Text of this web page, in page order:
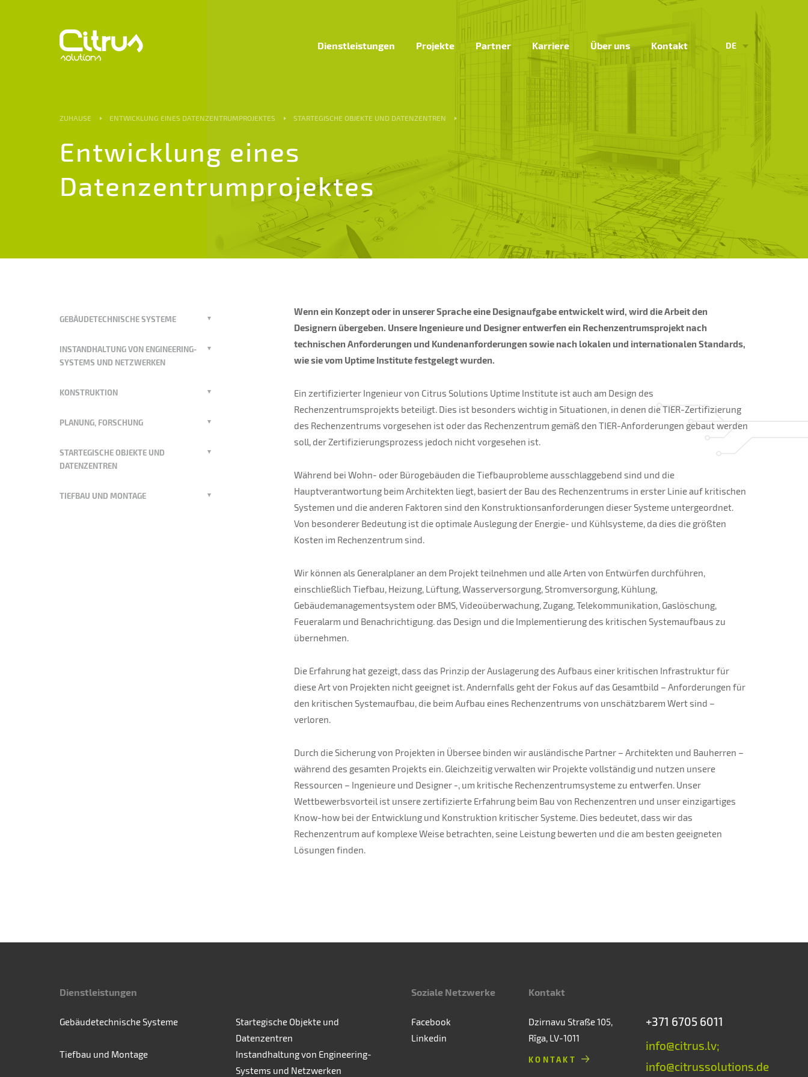
DE
Dienstleistungen Projekte Partner Karriere Über uns Kontakt
ZUHAUSE ENTWICKLUNG EINES DATENZENTRUMPROJEKTES STARTEGISCHE OBJEKTE UND DATENZENTREN
Entwicklung eines
Datenzentrumprojektes
GEBÄUDETECHNISCHE SYSTEME
INSTANDHALTUNG VON ENGINEERING-
SYSTEMS UND NETZWERKEN
KONSTRUKTION
PLANUNG, FORSCHUNG
STARTEGISCHE OBJEKTE UND
DATENZENTREN
TIEFBAU UND MONTAGE
Wenn ein Konzept oder in unserer Sprache eine Designaufgabe entwickelt wird, wird die Arbeit den
Designern übergeben. Unsere Ingenieure und Designer entwerfen ein Rechenzentrumsprojekt nach
technischen Anforderungen und Kundenanforderungen sowie nach lokalen und internationalen Standards,
wie sie vom Uptime Institute festgelegt wurden.
Ein zertifizierter Ingenieur von Citrus Solutions Uptime Institute ist auch am Design des
Rechenzentrumsprojekts beteiligt. Dies ist besonders wichtig in Situationen, in denen die TIER-Zertifizierung
des Rechenzentrums vorgesehen ist oder das Rechenzentrum gemäß den TIER-Anforderungen gebaut werden
soll, der Zertifizierungsprozess jedoch nicht vorgesehen ist.
Während bei Wohn- oder Bürogebäuden die Tiefbauprobleme ausschlaggebend sind und die
Hauptverantwortung beim Architekten liegt, basiert der Bau des Rechenzentrums in erster Linie auf kritischen
Systemen und die anderen Faktoren sind den Konstruktionsanforderungen dieser Systeme untergeordnet.
Von besonderer Bedeutung ist die optimale Auslegung der Energie- und Kühlsysteme, da dies die größten
Kosten im Rechenzentrum sind.
Wir können als Generalplaner an dem Projekt teilnehmen und alle Arten von Entwürfen durchführen,
einschließlich Tiefbau, Heizung, Lüftung, Wasserversorgung, Stromversorgung, Kühlung,
Gebäudemanagementsystem oder BMS, Videoüberwachung, Zugang, Telekommunikation, Gaslöschung,
Feueralarm und Benachrichtigung. das Design und die Implementierung des kritischen Systemaufbaus zu
übernehmen.
Die Erfahrung hat gezeigt, dass das Prinzip der Auslagerung des Aufbaus einer kritischen Infrastruktur für
diese Art von Projekten nicht geeignet ist. Andernfalls geht der Fokus auf das Gesamtbild – Anforderungen für
den kritischen Systemaufbau, die beim Aufbau eines Rechenzentrums von unschätzbarem Wert sind –
verloren.
Durch die Sicherung von Projekten in Übersee binden wir ausländische Partner – Architekten und Bauherren –
während des gesamten Projekts ein. Gleichzeitig verwalten wir Projekte vollständig und nutzen unsere
Ressourcen – Ingenieure und Designer -, um kritische Rechenzentrumsysteme zu entwerfen. Unser
Wettbewerbsvorteil ist unsere zertifizierte Erfahrung beim Bau von Rechenzentren und unser einzigartiges
Know-how bei der Entwicklung und Konstruktion kritischer Systeme. Dies bedeutet, dass wir das
Rechenzentrum auf komplexe Weise betrachten, seine Leistung bewerten und die am besten geeigneten
Lösungen finden.
Dienstleistungen
Gebäudetechnische Systeme
Startegische Objekte und
Datenzentren
Tiefbau und Montage
Instandhaltung von Engineering-
Systems und Netzwerken
Soziale Netzwerke
Facebook
Linkedin
Kontakt
Dzirnavu Straße 105,
Rīga, LV-1011
KONTAKT
+371 6705 6011
info@citrus.lv;
info@citrussolutions.de